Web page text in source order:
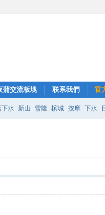
蒲交流板塊 联系我們 官
下水 新山 雪隆 槟城 按摩 下水